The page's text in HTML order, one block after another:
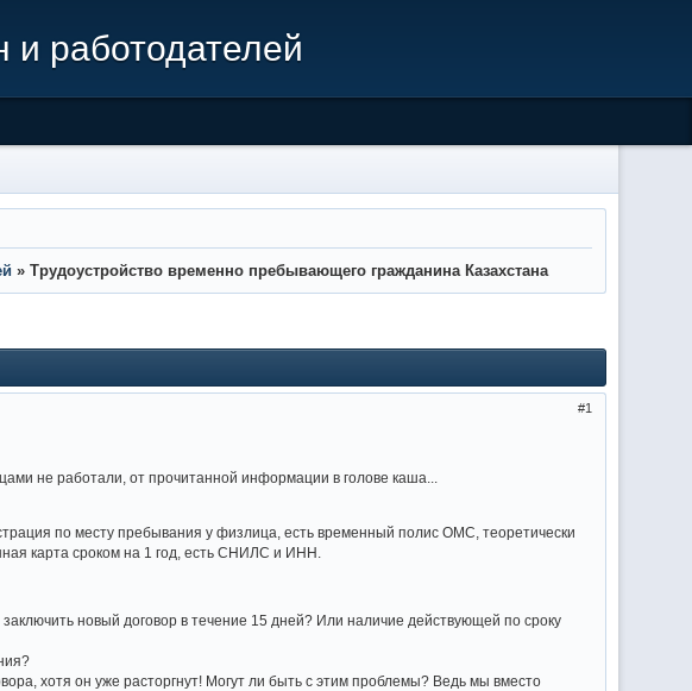
работодателей
» Трудоустройство временно пребывающего гражданина Казахстана
1
не работали, от прочитанной информации в голове каша...
по месту пребывания у физлица, есть временный полис ОМС, теоретически
карта сроком на 1 год, есть СНИЛС и ИНН.
новый договор в течение 15 дней? Или наличие действующей по сроку
хотя он уже расторгнут! Могут ли быть с этим проблемы? Ведь мы вместо